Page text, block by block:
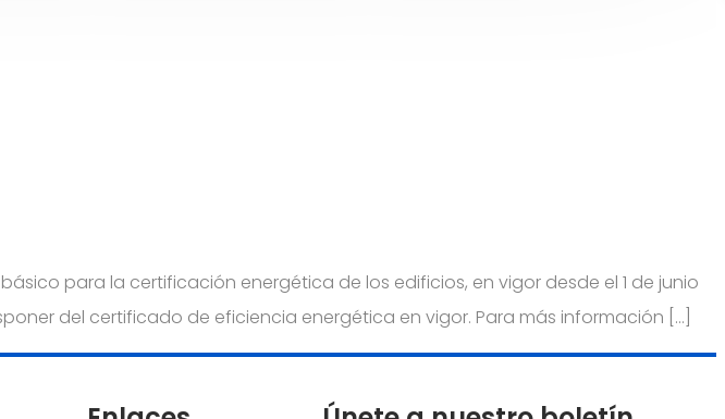
para la certificación energética de los edificios, en vigor desde el 1 de junio
del certificado de eficiencia energética en vigor. Para más información […]